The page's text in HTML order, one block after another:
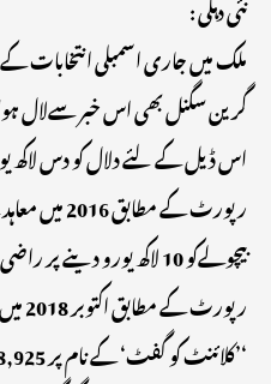
ملک میں جاری اسمبلی
گرین سگنل بھی اس خبر سےلال
اس ڈیل کے لئے دلال کو دس لاکھ
رپورٹ
بیچولےکو 10 لاکھ یورو دینے پر راضی ہوئی تھی۔
‘’کلائنٹ کو گفٹ‘ کے نام پر 5,08,925 یورو کے اخراجات کا پتہ چلا ، جس کی وجہ سے یہ شک پیدا ہوا۔